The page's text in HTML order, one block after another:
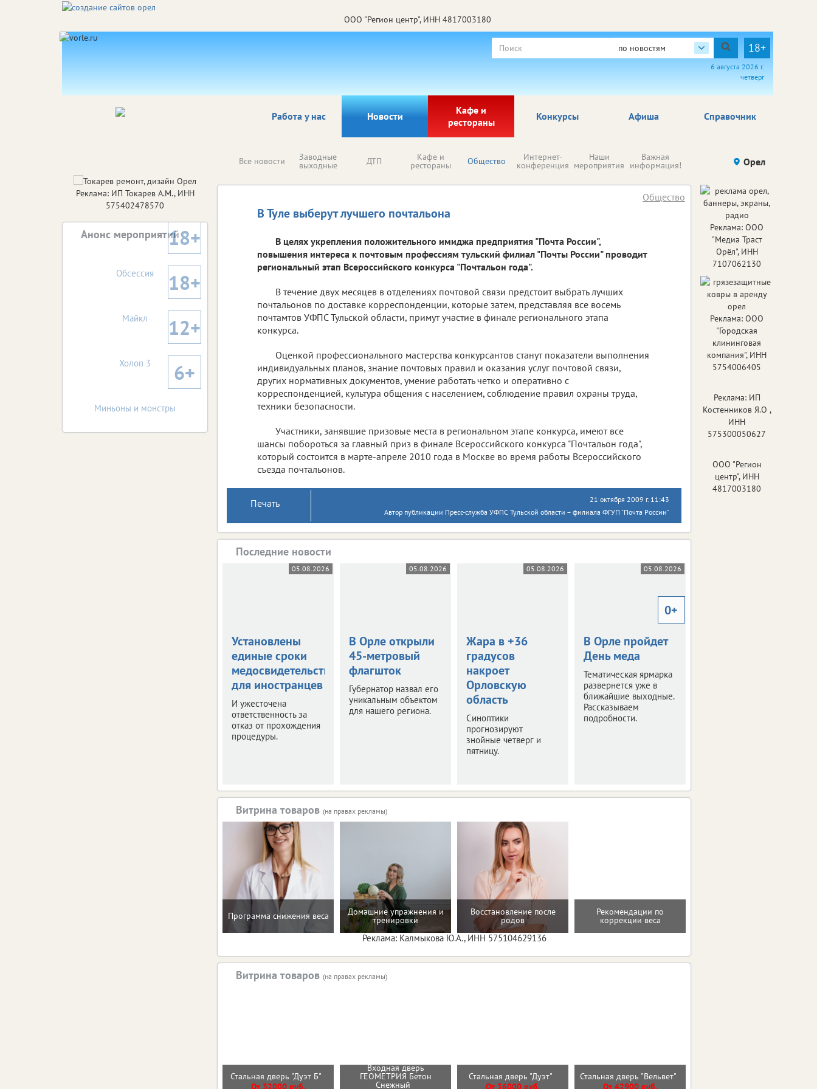
ООО "Регион центр", ИНН 4817003180
по новостям 18+
6 августа 2026 г.
четверг
Работа у нас Новости
Кафе и
рестораны
Афиша Справочник
Конкурсы
Все новости Заводные
выходные ДТП Кафе и
рестораны Общество Интернет-
конференция
Наши
мероприятия
Важная
информация! Происшествия Здоровье
Орел
В Туле выберут лучшего почтальона
Общество
В целях укрепления положительного имиджа предприятия "Почта России",
повышения интереса к почтовым профессиям тульский филиал "Почты России" проводит
региональный этап Всероссийского конкурса "Почтальон года".
В течение двух месяцев в отделениях почтовой связи предстоит выбрать лучших
почтальонов по доставке корреспонденции, которые затем, представляя все восемь
почтамтов УФПС Тульской области, примут участие в финале регионального этапа
конкурса.
Оценкой профессионального мастерства конкурсантов станут показатели выполнения
индивидуальных планов, знание почтовых правил и оказания услуг почтовой связи,
других нормативных документов, умение работать четко и оперативно с
корреспонденцией, культура общения с населением, соблюдение правил охраны труда,
техники безопасности.
Участники, занявшие призовые места в региональном этапе конкурса, имеют все
шансы побороться за главный приз в финале Всероссийского конкурса "Почтальон года",
который состоится в марте-апреле 2010 года в Москве во время работы Всероссийского
съезда почтальонов.
Печать
21 октября 2009 г. 11:43
Автор публикации Пресс-служба УФПС Тульской области – филиала ФГУП "Почта России"
Последние новости
05.08.2026
Установлены
единые сроки
медосвидетельствования
для иностранцев
И ужесточена
ответственность за
отказ от прохождения
процедуры.
05.08.2026
В Орле открыли
45-метровый
флагшток
Губернатор назвал его
уникальным объектом
для нашего региона.
05.08.2026
Жара в +36
градусов
накроет
Орловскую
область
Синоптики
прогнозируют
знойные четверг и
пятницу.
05.08.2026
0+
В Орле пройдет
День меда
Тематическая ярмарка
развернется уже в
ближайшие выходные.
Рассказываем
подробности.
Витрина товаров (на правах рекламы)
Программа снижения веса Домашние упражнения и
тренировки
Восстановление после
родов
Рекомендации по
коррекции веса
Реклама: Калмыкова Ю.А., ИНН 575104629136
Витрина товаров (на правах рекламы)
Стальная дверь "Дуэт Б"
От 32000 руб.
Входная дверь
ГЕОМЕТРИЯ Бетон
Снежный
Стальная дверь "Дуэт"
От 36000 руб.
Стальная дверь "Вельвет"
От 42900 руб.
Реклама: ИП Токарев А.М., ИНН
575402478570
Анонс мероприятий18+
Обсессия 18+
Майкл 12+
Холоп 3 6+
Миньоны и монстры
Реклама: ООО
"Медиа Траст
Орёл", ИНН
7107062130
Реклама: ООО
"Городская
клининговая
компания", ИНН
5754006405
Реклама: ИП
Костенников Я.О ,
ИНН
575300050627
ООО "Регион
центр", ИНН
4817003180